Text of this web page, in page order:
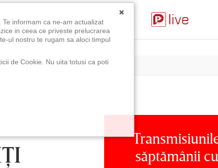
săptămânii cu
×
informam ca ne-am actualizat
in ceea ce priveste prelucrarea
ul nostru te rugam sa aloci timpul
de Cookie. Nu uita totusi ca poti